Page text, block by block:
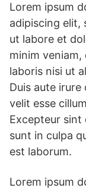
Lorem ipsum
adipiscing elit,
ut labore et
minim
laboris nisi ut
Duis aute
velit esse
Excepteur
sunt in culpa
est laborum.
Lorem ipsum